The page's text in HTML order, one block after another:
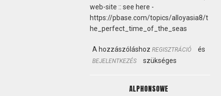
web-site :: see here -
https://pbase.com/topics/alloyasia8/t
he_perfect_time_of_the_seas
A hozzászóláshozREGISZTRÁCIÓ és
BEJELENTKEZÉS szükséges
ALPHONSOWE